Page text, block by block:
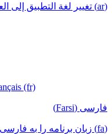
(ar) تغيير لغة التطبيق إلى العربية
(fr)
فارسی (Farsi)
(fa) زبان برنامه را به فارسی تغییر دهید